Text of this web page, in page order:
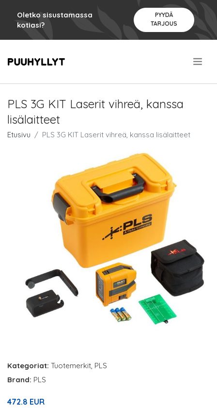
Oletko sisustamassa
kotiasi?
PYYDÄ
TARJOUS
PLS 3G KIT Laserit vihreä, kanssa
lisälaitteet
Etusivu PLS 3G KIT Laserit vihreä, kanssa lisälaitteet
Kategoriat: Tuotemerkit, PLS
Brand: PLS
472.8 EUR